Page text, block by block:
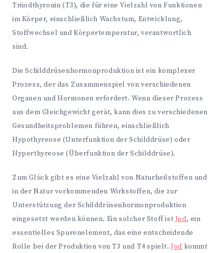
Triiodthyronin (T3), die für eine Vielzahl von Funktionen
im Körper, einschließlich Wachstum, Entwicklung,
Stoffwechsel und Körpertemperatur, verantwortlich
sind.
Die Schilddrüsenhormonproduktion ist ein komplexer
Prozess, der das Zusammenspiel von verschiedenen
Organen und Hormonen erfordert. Wenn dieser Prozess
aus dem Gleichgewicht gerät, kann dies zu verschiedenen
Gesundheitsproblemen führen, einschließlich
Hypothyreose (Unterfunktion der Schilddrüse) oder
Hyperthyreose (Überfunktion der Schilddrüse).
Zum Glück gibt es eine Vielzahl von Naturheilstoffen und
in der Natur vorkommenden Wirkstoffen, die zur
Unterstützung der Schilddrüsenhormonproduktion
eingesetzt werden können. Ein solcher Stoff ist Jod, ein
essentielles Spurenelement, das eine entscheidende
Rolle bei der Produktion von T3 und T4 spielt.Jod kommt